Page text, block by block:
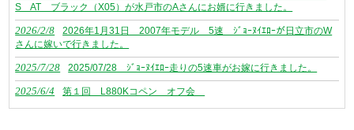
S AT ブラック（X05）が水戸市のAさんにお婿に行きました。
2026/2/8
2026年1月31日 2007年モデル 5速 ｼﾞｮｰﾇｲｴﾛｰが日立市のW
さんに嫁いで行きました。
2025/7/28 2025/07/28 ｼﾞｮｰﾇｲｴﾛｰ走りの5速車がお嫁に行きました。
2025/6/4 第１回 L880Kコペン オフ会